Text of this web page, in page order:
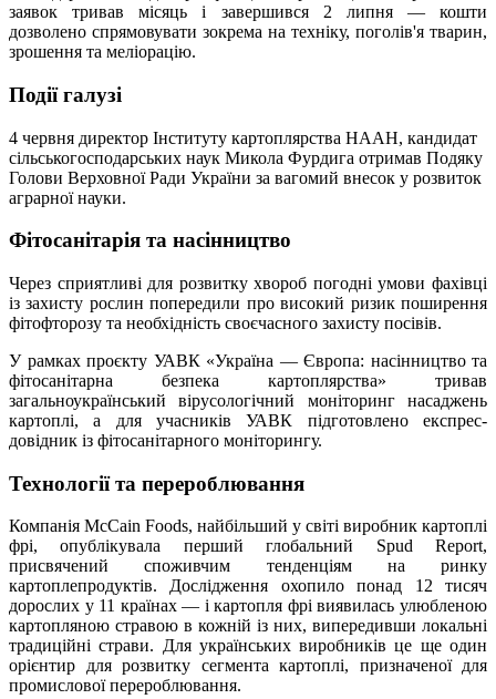
заявок тривав місяць і завершився 2 липня — кошти
дозволено спрямовувати зокрема на техніку, поголів'я тварин,
зрошення та меліорацію.
Події галузі
4 червня директор Інституту картоплярства НААН, кандидат
сільськогосподарських наук Микола Фурдига отримав Подяку
Голови Верховної Ради України за вагомий внесок у розвиток
аграрної науки.
Фітосанітарія та насінництво
Через сприятливі для розвитку хвороб погодні умови фахівці
із захисту рослин попередили про високий ризик поширення
фітофторозу та необхідність своєчасного захисту посівів.
У рамках проєкту УАВК «Україна — Європа: насінництво та
фітосанітарна безпека картоплярства» тривав
загальноукраїнський вірусологічний моніторинг насаджень
картоплі, а для учасників УАВК підготовлено експрес-
довідник із фітосанітарного моніторингу.
Технології та перероблювання
Компанія McCain Foods, найбільший у світі виробник картоплі
фрі, опублікувала перший глобальний Spud Report,
присвячений споживчим тенденціям на ринку
картоплепродуктів. Дослідження охопило понад 12 тисяч
дорослих у 11 країнах — і картопля фрі виявилась улюбленою
картопляною стравою в кожній із них, випередивши локальні
традиційні страви. Для українських виробників це ще один
орієнтир для розвитку сегмента картоплі, призначеної для
промислової перероблювання.